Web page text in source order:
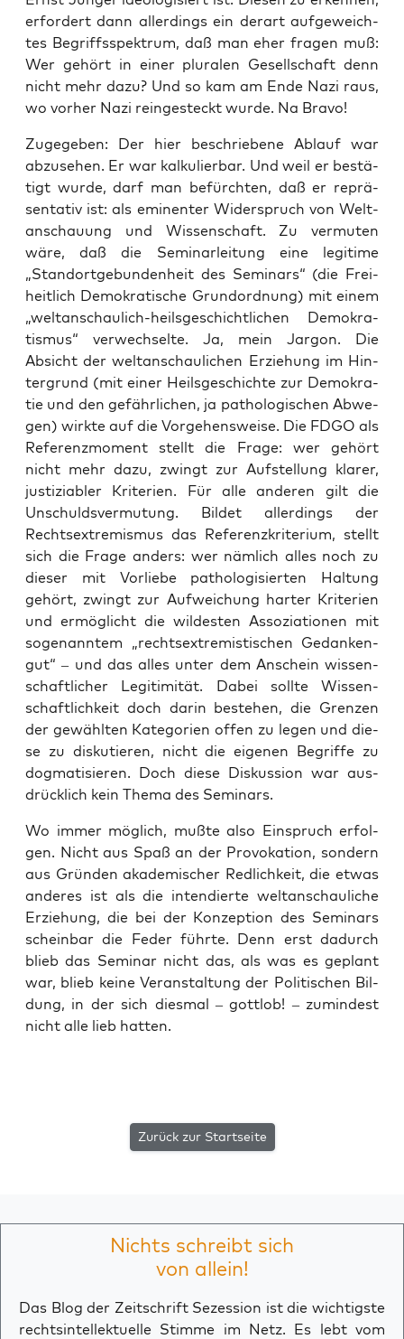
erfor­dert dann aller­dings ein der­art auf­ge­weich­
tes Begriffs­spek­trum, daß man eher fra­gen muß:
Wer gehört in einer plu­ra­len Gesell­schaft denn
nicht mehr dazu? Und so kam am Ende Nazi raus,
wo vor­her Nazi rein­ge­steckt wur­de. Na Bravo!
Zuge­ge­ben: Der hier beschrie­be­ne Ablauf war
abzu­se­hen. Er war kal­ku­lier­bar. Und weil er bestä­
tigt wur­de, darf man befürch­ten, daß er reprä­
sen­ta­tiv ist: als emi­nen­ter Wider­spruch von Welt­
an­schau­ung und Wis­sen­schaft. Zu ver­mu­ten
wäre, daß die Semi­nar­lei­tung eine legi­ti­me
„Stand­ort­ge­bun­den­heit des Semi­nars“ (die Frei­
heit­lich Demo­kra­ti­sche Grund­ord­nung) mit einem
„welt­an­schau­lich-heils­ge­schicht­li­chen Demo­kra­
tis­mus“ ver­wech­sel­te. Ja, mein Jar­gon. Die
Absicht der welt­an­schau­li­chen Erzie­hung im Hin­
ter­grund (mit einer Heils­ge­schich­te zur Demo­kra­
tie und den gefähr­li­chen, ja patho­lo­gi­schen Abwe­
gen) wirk­te auf die Vor­ge­hens­wei­se. Die FDGO als
Refe­renz­mo­ment stellt die Fra­ge: wer gehört
nicht mehr dazu, zwingt zur Auf­stel­lung kla­rer,
jus­ti­zia­bler Kri­te­ri­en. Für alle ande­ren gilt die
Unschulds­ver­mu­tung. Bil­det aller­dings der
Rechts­extre­mis­mus das Refe­renz­kri­te­ri­um, stellt
sich die Fra­ge anders: wer näm­lich alles noch zu
die­ser mit Vor­lie­be patho­lo­gi­sier­ten Hal­tung
gehört, zwingt zur Auf­wei­chung har­ter Kri­te­ri­en
und ermög­licht die wil­des­ten Asso­zia­tio­nen mit
soge­nann­tem „rechts­extre­mis­ti­schen Gedan­ken­
gut“ – und das alles unter dem Anschein wis­sen­
schaft­li­cher Legi­ti­mi­tät. Dabei soll­te Wis­sen­
schaft­lich­keit doch dar­in bestehen, die Gren­zen
der gewähl­ten Kate­go­rien offen zu legen und die­
se zu dis­ku­tie­ren, nicht die eige­nen Begrif­fe zu
dog­ma­ti­sie­ren. Doch die­se Dis­kus­si­on war aus­
drück­lich kein The­ma des Seminars.
Wo immer mög­lich, muß­te also Ein­spruch erfol­
gen. Nicht aus Spaß an der Pro­vo­ka­ti­on, son­dern
aus Grün­den aka­de­mi­scher Red­lich­keit, die etwas
ande­res ist als die inten­dier­te welt­an­schau­li­che
Erzie­hung, die bei der Kon­zep­ti­on des Semi­nars
schein­bar die Feder führ­te. Denn erst dadurch
blieb das Semi­nar nicht das, als was es geplant
war, blieb kei­ne Ver­an­stal­tung der Poli­ti­schen Bil­
dung, in der sich dies­mal – gott­lob! – zumin­dest
nicht alle lieb hatten.
Zurück zur Startseite
Nichts schreibt sich
von allein!
Das Blog der Zeitschrift Sezession ist die wichtigste
rechtsintellektuelle Stimme im Netz. Es lebt vom